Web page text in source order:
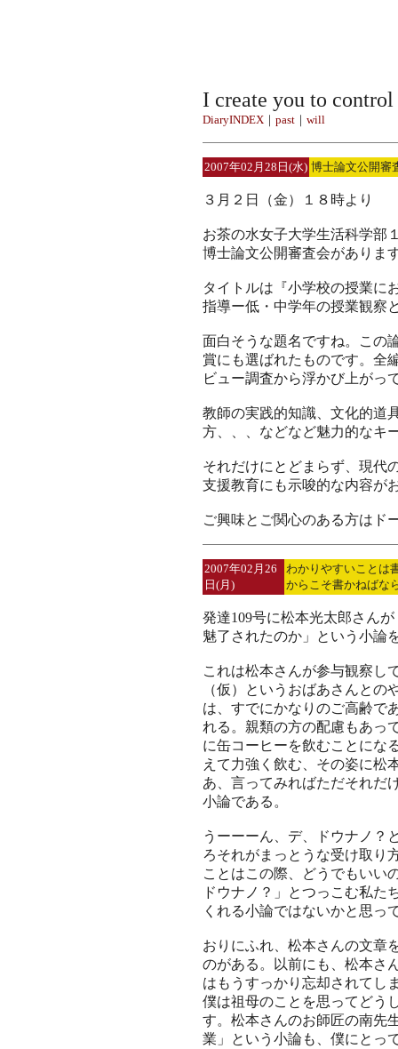
I create you to control
DiaryINDEX ｜ past ｜ will
2007年02月28日(水) 博士論文公開審
３月２日（金）１８時より
お茶の水女子大学生活科学部
博士論文公開審査会がありま
タイトルは『小学校の授業に
指導ー低・中学年の授業観察
面白そうな題名ですね。この
賞にも選ばれたものです。全
ビュー調査から浮かび上がっ
教師の実践的知識、文化的道
方、、、などなど魅力的なキ
それだけにとどまらず、現代
支援教育にも示唆的な内容が
ご興味とご関心のある方はド
2007年02月26
日(月)
わかりやすいことは
からこそ書かねばな
発達109号に松本光太郎さん
魅了されたのか」という小論
これは松本さんが参与観察し
（仮）というおばあさんと
は、すでにかなりのご高齢で
れる。親類の方の配慮もあっ
に缶コーヒーを飲むことにな
えて力強く飲む、その姿に松
あ、言ってみればただそれだ
小論である。
うーーーん、デ、ドウナノ？
ろそれがまっとうな受け取り
ことはこの際、どうでもいい
ドウナノ？」とつっこむ私た
くれる小論ではないかと思っ
おりにふれ、松本さんの文章
のがある。以前にも、松本さ
はもうすっかり忘却されてし
僕は祖母のことを思ってどう
す。松本さんのお師匠の南先
業」という小論も、僕にとっ